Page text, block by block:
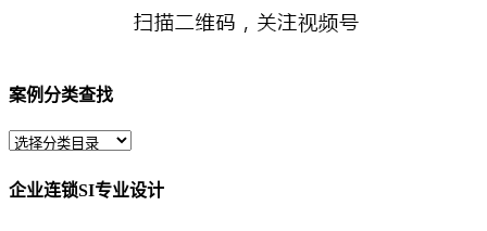
案例分类查找
企业连锁SI专业设计